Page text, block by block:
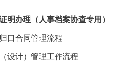
明办理（人事档案协查专用）
口合同管理流程
设计）管理工作流程